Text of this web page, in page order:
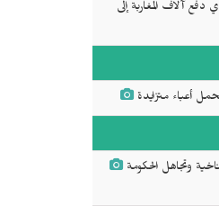
دفع آلاف المغاربة إلى
أعباء متزايدة
وتجاهل الحكومة